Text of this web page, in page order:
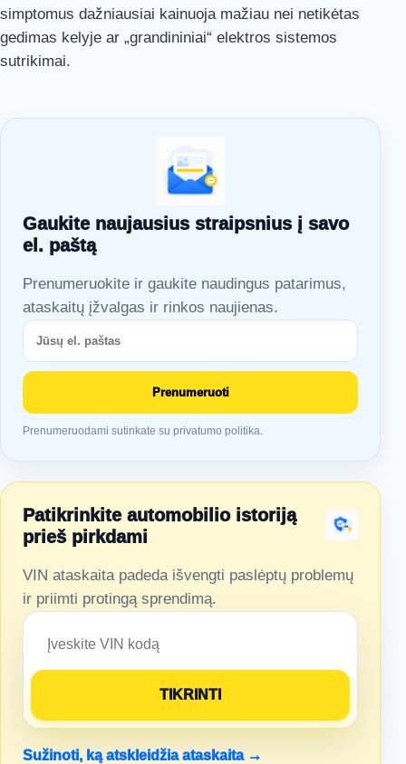
simptomus dažniausiai kainuoja mažiau nei netikėtas
gedimas kelyje ar „grandininiai“ elektros sistemos
sutrikimai.
Gaukite naujausius straipsnius į savo
el. paštą
Prenumeruokite ir gaukite naudingus patarimus,
ataskaitų įžvalgas ir rinkos naujienas.
Prenumeruoti
Prenumeruodami sutinkate su privatumo politika.
Patikrinkite automobilio istoriją
prieš pirkdami
VIN ataskaita padeda išvengti paslėptų problemų
ir priimti protingą sprendimą.
Sužinoti, ką atskleidžia ataskaita →